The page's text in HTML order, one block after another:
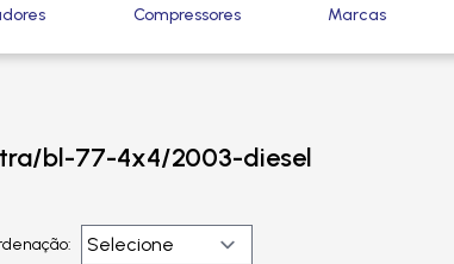
Compressores Marcas
bl-77-4x4/2003-diesel